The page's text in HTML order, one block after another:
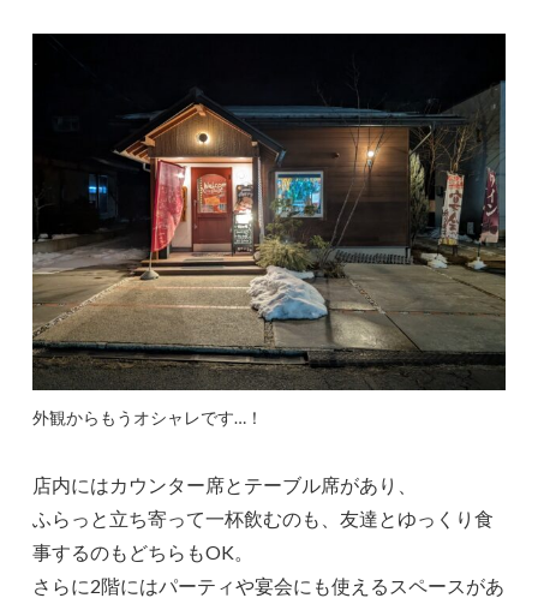
外観からもうオシャレです…！
店内にはカウンター席とテーブル席があり、
ふらっと立ち寄って一杯飲むのも、友達とゆっくり食
事するのもどちらもOK。
さらに2階にはパーティや宴会にも使えるスペースがあ